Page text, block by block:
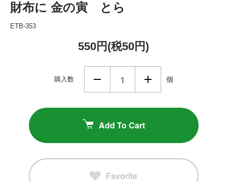
財布に 金の寅 とら
ETB-353
550円(税50円)
購入数 個
Add To Cart
Favorite